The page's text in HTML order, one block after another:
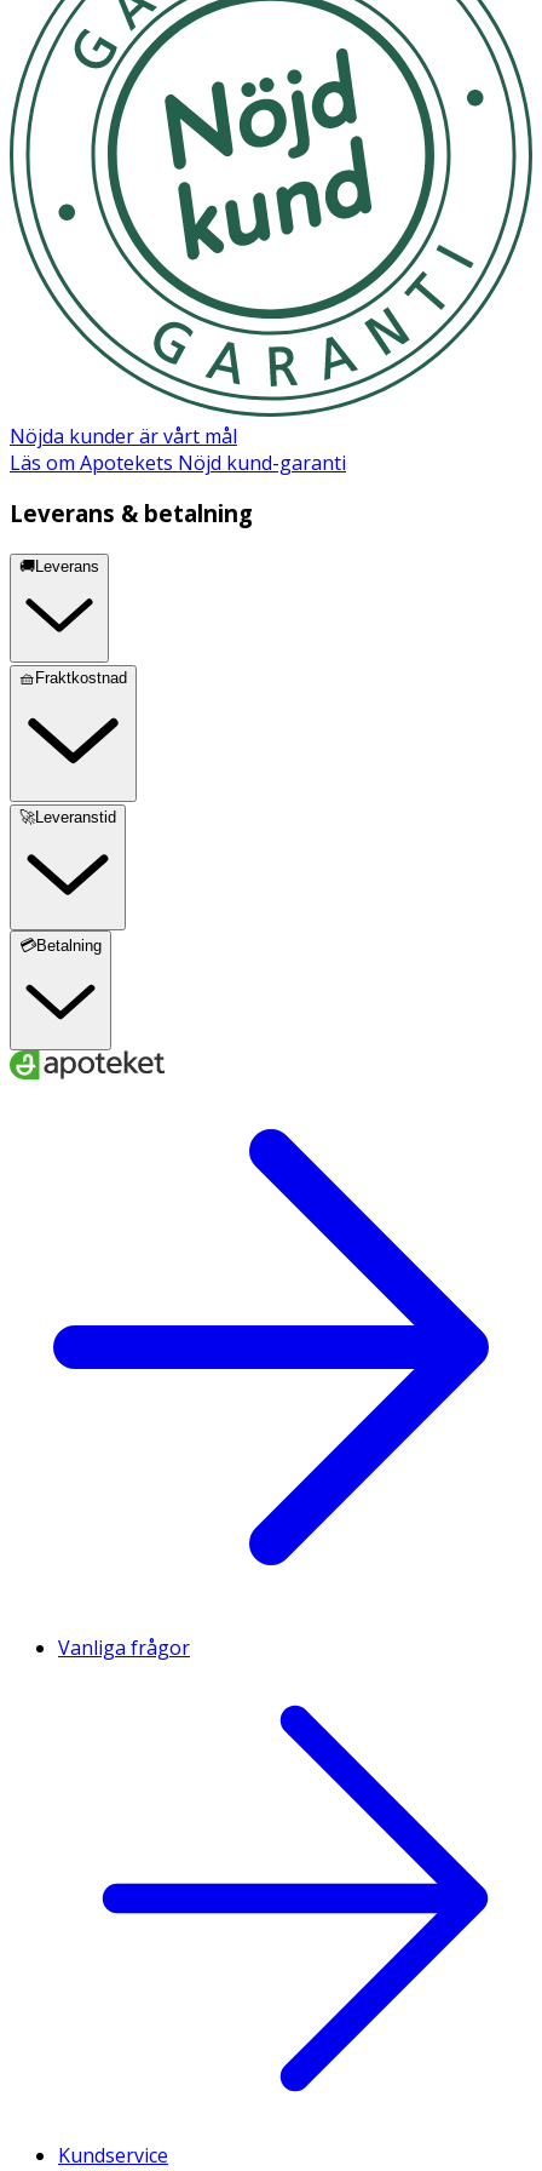
Adenosine, Caramel, Disodium Edta, Macadamia
Ternifolia Seed Oil, Alcohol, 1,2-Hexanediol,
Hydrogenated Lecithin, Polysorbate 20, Retinol, Brassica
Campestris (Rapeseed) Sterols, Ceramide Np, Ci 19140,
Cholesterol.
Nöjda kunder är vårt mål
Läs om Apotekets Nöjd kund-garanti
Leverans & betalning
🚚Leverans
🧺Fraktkostnad
🚀Leveranstid
💳Betalning
Vanliga frågor
Kundservice